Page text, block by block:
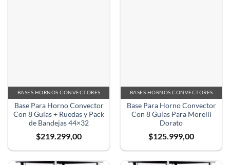
BASES HORNOS CONVECTORES
Base Para Horno Convector
Con 8 Guías + Ruedas y Pack
de Bandejas 44×32
$219.299,00
BASES HORNOS CONVECTORES
Base Para Horno Convector
Con 8 Guías Para Morelli
Dorato
$125.999,00